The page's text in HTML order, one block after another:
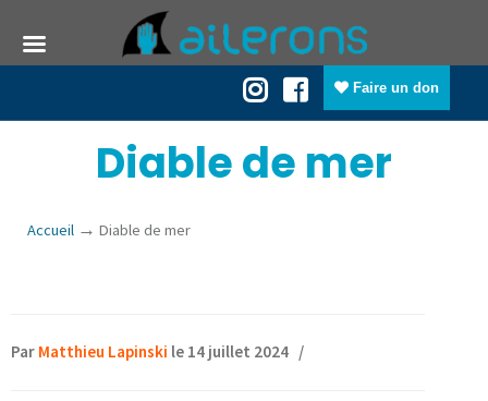
Faire un don
Diable de mer
Accueil → Diable de mer
Par Matthieu Lapinski le 14 juillet 2024 /